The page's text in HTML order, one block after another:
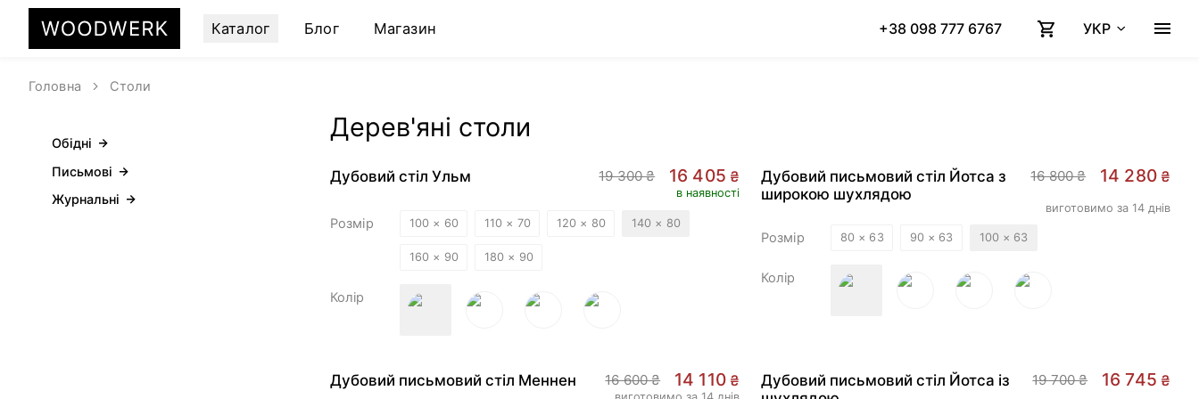
Каталог Блог Магазин +38 098 777 6767 УКР
Головна Столи
Обідні
Письмові
Журнальні
Дерев'яні столи
BESTSELLER -15%
Дубовий стіл Ульм 19 300 ₴ 16 405 ₴
в наявності
Розмір 100 × 60 110 × 70 120 × 80 140 × 80
160 × 90 180 × 90
Колір
-15%
Дубовий письмовий стіл Йотса з
широкою шухлядою
16 800 ₴ 14 280₴
виготовимо за 14 днів
Розмір 80 × 63 90 × 63 100 × 63
Колір
BESTSELLER НОВИЙ -15%
Дубовий письмовий стіл Меннен 16 600 ₴ 14 110₴ BESTSELLER -15%
Дубовий письмовий стіл Йотса із
19 700 ₴ 16 745 ₴